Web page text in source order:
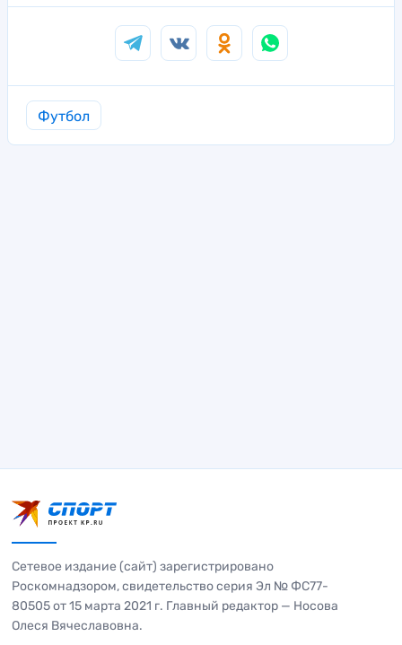
Футбол
Сетевое издание (сайт) зарегистрировано
Роскомнадзором, свидетельство серия Эл № ФС77-
80505 от 15 марта 2021 г. Главный редактор — Носова
Олеся Вячеславовна.